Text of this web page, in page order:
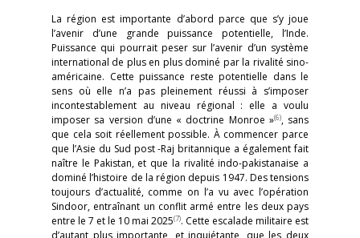
La région est importante d’abord parce que s’y joue
l’avenir d’une grande puissance potentielle, l’Inde.
Puissance qui pourrait peser sur l’avenir d’un système
international de plus en plus dominé par la rivalité sino-
américaine. Cette puissance reste potentielle dans le
sens où elle n’a pas pleinement réussi à s’imposer
incontestablement au niveau régional : elle a voulu
imposer sa version d’une « doctrine Monroe »(6), sans
que cela soit réellement possible. À commencer parce
que l’Asie du Sud post -Raj britannique a également fait
naître le Pakistan, et que la rivalité indo-pakistanaise a
dominé l’histoire de la région depuis 1947. Des tensions
toujours d’actualité, comme on l’a vu avec l’opération
Sindoor, entraînant un conflit armé entre les deux pays
entre le 7 et le 10 mai 2025(7). Cette escalade militaire est
d’autant plus importante, et inquiétante, que les deux